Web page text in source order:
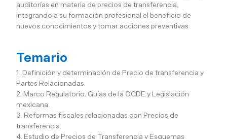
auditorías en materia de precios de transferencia,
integrando a su formación profesional el beneficio de
nuevos conocimientos y tomar acciones preventivas
Temario
1. Definición y determinación de Precio de transferencia y
Partes Relacionadas.
2. Marco Regulatorio. Guías de la OCDE y Legislación
mexicana.
3. Reformas fiscales relacionadas con Precios de
transferencia.
4. Estudio de Precios de Transferencia y Esquemas